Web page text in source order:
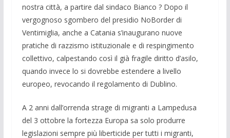
nostra città, a partire dal sindaco Bianco ? Dopo il
vergognoso sgombero del presidio NoBorder di
Ventimiglia, anche a Catania s’inaugurano nuove
pratiche di razzismo istituzionale e di respingimento
collettivo, calpestando così il già fragile diritto d’asilo,
quando invece lo si dovrebbe estendere a livello
europeo, revocando il regolamento di Dublino.
A 2 anni dall’orrenda strage di migranti a Lampedusa
del 3 ottobre la fortezza Europa sa solo produrre
legislazioni sempre più liberticide per tutti i migranti,